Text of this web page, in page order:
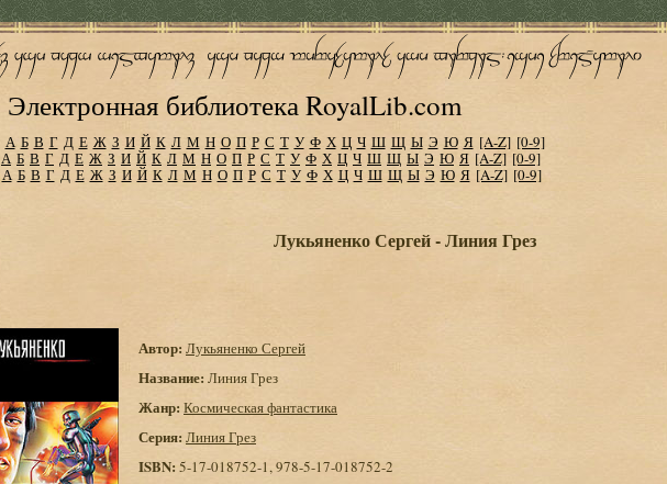
Электронная библиотека RoyalLib.com
А Б В Г Д Е Ж З И Й К Л М Н О П Р С Т У Ф Х Ц Ч Ш Щ Ы Э Ю Я [A-Z] [0-9]
А Б В Г Д Е Ж З И Й К Л М Н О П Р С Т У Ф Х Ц Ч Ш Щ Ы Э Ю Я [A-Z] [0-9]
А Б В Г Д Е Ж З И Й К Л М Н О П Р С Т У Ф Х Ц Ч Ш Щ Ы Э Ю Я [A-Z] [0-9]
Лукьяненко Сергей - Линия Грез
Автор: Лукьяненко Сергей
Название: Линия Грез
Жанр: Космическая фантастика
Серия: Линия Грез
ISBN:5-17-018752-1, 978-5-17-018752-2